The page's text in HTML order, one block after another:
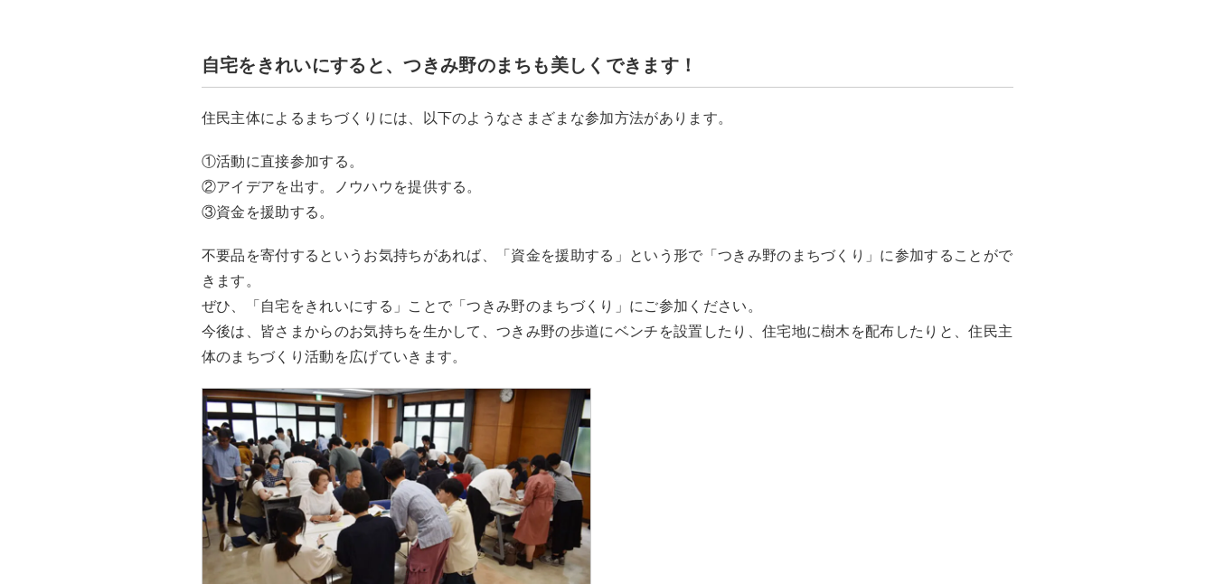
自宅をきれいにすると、つきみ野のまちも美しくできます！
住民主体によるまちづくりには、以下のようなさまざまな参加方法があります。
①活動に直接参加する。
②アイデアを出す。ノウハウを提供する。
③資金を援助する。
不要品を寄付するというお気持ちがあれば、「資金を援助する」という形で「つきみ野のまちづくり」に参加することがで
きます。
ぜひ、「自宅をきれいにする」ことで「つきみ野のまちづくり」にご参加ください。
今後は、皆さまからのお気持ちを生かして、つきみ野の歩道にベンチを設置したり、住宅地に樹木を配布したりと、住民主
体のまちづくり活動を広げていきます。